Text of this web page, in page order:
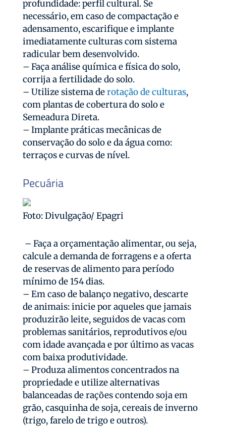
profundidade: perfil cultural. Se
necessário, em caso de compactação e
adensamento, escarifique e implante
imediatamente culturas com sistema
radicular bem desenvolvido.
– Faça análise química e física do solo,
corrija a fertilidade do solo.
– Utilize sistema derotação de culturas,
com plantas de cobertura do solo e
Semeadura Direta.
– Implante práticas mecânicas de
conservação do solo e da água como:
terraços e curvas de nível.
Pecuária
Foto: Divulgação/ Epagri
– Faça a orçamentação alimentar, ou seja,
calcule a demanda de forragens e a oferta
de reservas de alimento para período
mínimo de 154 dias.
– Em caso de balanço negativo, descarte
de animais: inicie por aqueles que jamais
produzirão leite, seguidos de vacas com
problemas sanitários, reprodutivos e/ou
com idade avançada e por último as vacas
com baixa produtividade.
– Produza alimentos concentrados na
propriedade e utilize alternativas
balanceadas de rações contendo soja em
grão, casquinha de soja, cereais de inverno
(trigo, farelo de trigo e outros).